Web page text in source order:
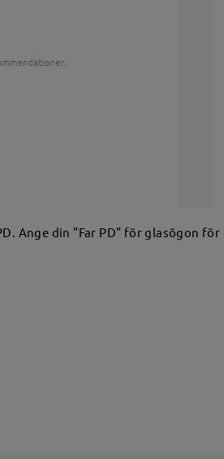
Ange din "Far PD" för glasögon för